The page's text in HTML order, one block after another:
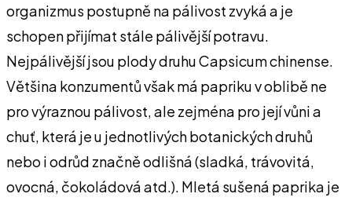
organizmus postupně na pálivost zvyká a je
schopen přijímat stále pálivější potravu.
Nejpálivější jsou plody druhu Capsicum chinense.
Většina konzumentů však má papriku v oblibě ne
pro výraznou pálivost, ale zejména pro její vůni a
chuť, která je u jednotlivých botanických druhů
nebo i odrůd značně odlišná (sladká, trávovitá,
ovocná, čokoládová atd.). Mletá sušená paprika je